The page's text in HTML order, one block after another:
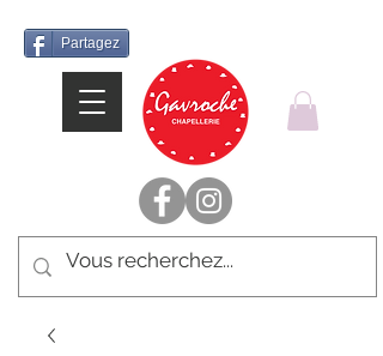
Partagez